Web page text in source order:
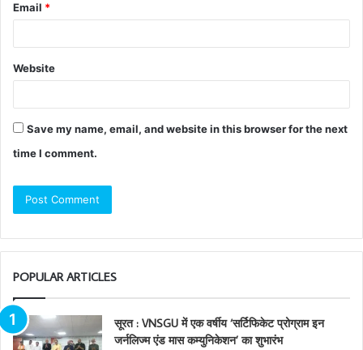
Email *
Website
Save my name, email, and website in this browser for the next
time I comment.
POPULAR ARTICLES
सूरत : VNSGU में एक वर्षीय ‘सर्टिफिकेट प्रोग्राम इन
जर्नलिज्म एंड मास कम्युनिकेशन’ का शुभारंभ